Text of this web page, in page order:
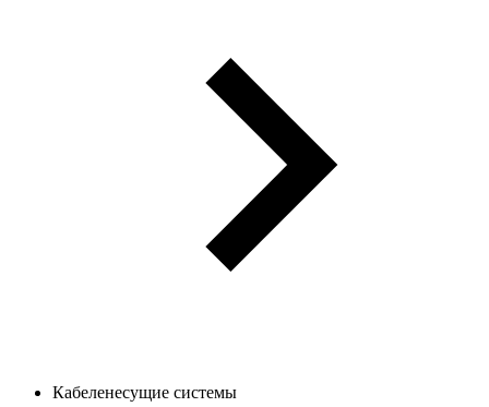
Кабеленесущие системы